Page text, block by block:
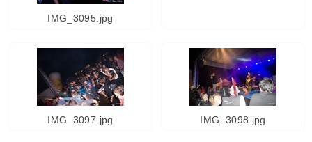
IMG_3095.jpg
IMG_3097.jpg IMG_3098.jpg